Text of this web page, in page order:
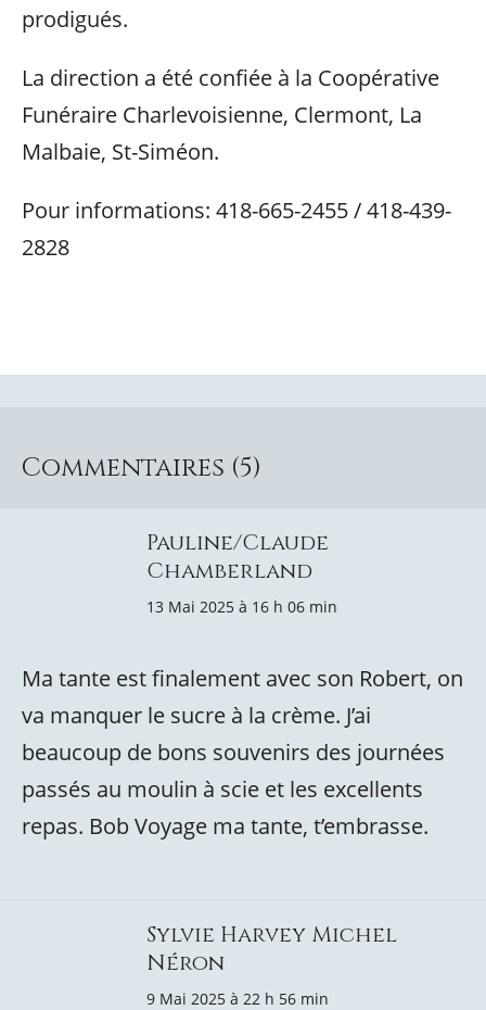
prodigués.
La direction a été confiée à la Coopérative
Funéraire Charlevoisienne, Clermont, La
Malbaie, St-Siméon.
Pour informations: 418-665-2455 / 418-439-
2828
Commentaires (5)
Pauline/Claude
Chamberland
13 Mai 2025 à 16 h 06 min
Ma tante est finalement avec son Robert, on
va manquer le sucre à la crème. J’ai
beaucoup de bons souvenirs des journées
passés au moulin à scie et les excellents
repas. Bob Voyage ma tante, t’embrasse.
Sylvie Harvey Michel
Néron
9 Mai 2025 à 22 h 56 min